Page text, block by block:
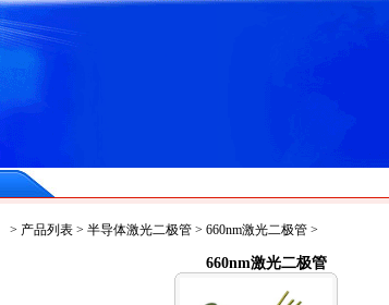
> 产品列表> 半导体激光二极管> 660nm激光二极管>
660nm激光二极管